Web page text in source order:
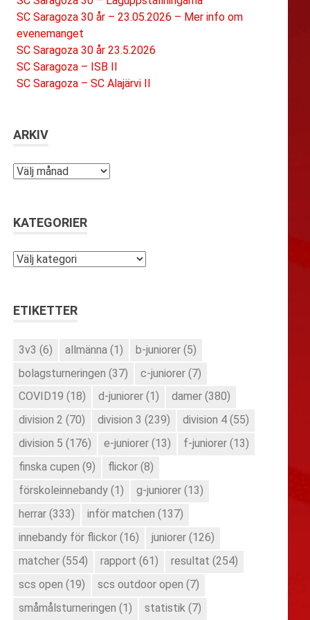
SC Saragoza 30 år – 23.05.2026 – Mer info om
evenemanget
SC Saragoza 30 år 23.5.2026
SC Saragoza – ISB II
SC Saragoza – SC Alajärvi II
ARKIV
Arkiv
KATEGORIER
Kategorier
ETIKETTER
3v3 (6) allmänna (1) b-juniorer (5)
bolagsturneringen (37) c-juniorer (7)
COVID19 (18) d-juniorer (1) damer (380)
division 2 (70) division 3 (239) division 4 (55)
division 5 (176) e-juniorer (13) f-juniorer (13)
finska cupen (9) flickor (8)
förskoleinnebandy (1) g-juniorer (13)
herrar (333) inför matchen (137)
innebandy för flickor (16) juniorer (126)
matcher (554) rapport (61) resultat (254)
scs open (19) scs outdoor open (7)
småmålsturneringen (1) statistik (7)